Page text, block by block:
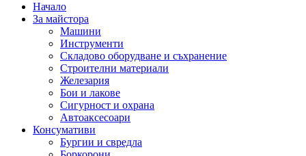
Начало
За майстора
Машини
Инструменти
Складово оборудване и съхранение
Строителни материали
Железария
Бои и лакове
Сигурност и охрана
Автоаксесоари
Консумативи
Бургии и свредла